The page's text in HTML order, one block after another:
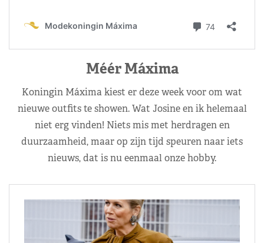
Méér Máxima
Koningin Máxima kiest er deze week voor om wat
nieuwe outfits te showen. Wat Josine en ik helemaal
niet erg vinden! Niets mis met herdragen en
duurzaamheid, maar op zijn tijd speuren naar iets
nieuws, dat is nu eenmaal onze hobby.